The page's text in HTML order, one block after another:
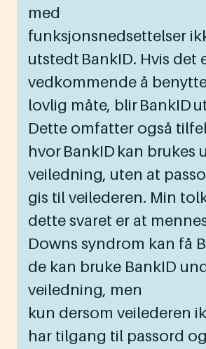
med
funksjonsnedsettelser
utstedt BankID. Hvis det
vedkommende å
lovlig måte, blir BankID
Dette omfatter også
hvor BankID kan brukes
veiledning, uten at
gis til veilederen. Min
dette svaret er at
Downs syndrom kan få
de kan bruke BankID
veiledning, men
kun dersom veilederen
har tilgang til passord